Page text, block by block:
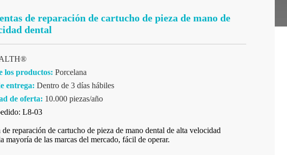
de reparación de cartucho de pieza de mano de
dental
los productos: Porcelana
entrega: Dentro de 3 días hábiles
de oferta: 10.000 piezas/año
L8-03
reparación de cartucho de pieza de mano dental de alta velocidad
mayoría de las marcas del mercado, fácil de operar.